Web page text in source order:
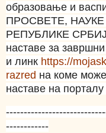
образовање и
ПРОСВЕТЕ,
РЕПУБЛИКЕ
наставе за
и линк https://
razred на коме
наставе на порталу
------------